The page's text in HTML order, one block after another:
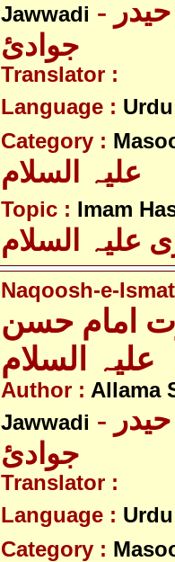
Jawwadi - علامہ سیّد ذیشان حیدر
جوادئ
Translator :
Language : Urdu
Category :
Topic : Imam
السلام
Naqoosh-e-
امام حسن
علیہ السلام
Author : Allama
Jawwadi - علامہ سیّد ذیشان حیدر
جوادئ
Translator :
Language : Urdu
Category :